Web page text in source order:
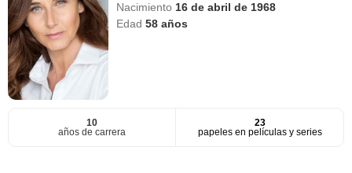
Nacimiento 16 de abril de 1968
Edad58 años
10
años de carrera
23
papeles en películas y series